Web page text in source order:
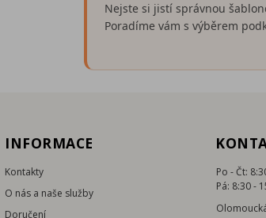
Nejste si jistí správnou
Poradíme vám s výběrem
INFORMACE
Kontakty
O nás a naše služby
Doručení
Po - Čt:
Pá: 8:30 -